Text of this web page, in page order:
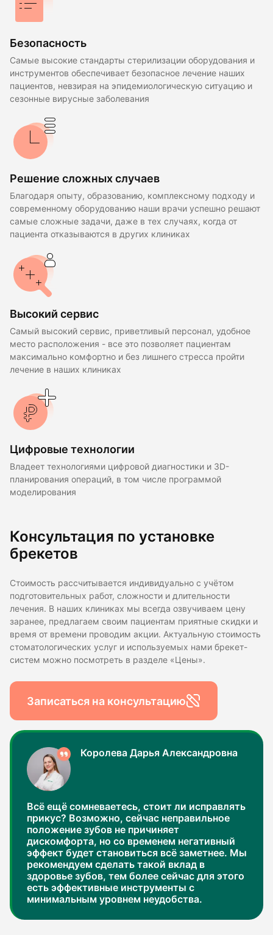
Безопасность
Самые высокие стандарты стерилизации оборудования и
инструментов обеспечивает безопасное лечение наших
пациентов, невзирая на эпидемиологическую ситуацию и
сезонные вирусные заболевания
Решение сложных случаев
Благодаря опыту, образованию, комплексному подходу и
современному оборудованию наши врачи успешно решают
самые сложные задачи, даже в тех случаях, когда от
пациента отказываются в других клиниках
Высокий сервис
Самый высокий сервис, приветливый персонал, удобное
место расположения - все это позволяет пациентам
максимально комфортно и без лишнего стресса пройти
лечение в наших клиниках
Цифровые технологии
Владеет технологиями цифровой диагностики и 3D-
планирования операций, в том числе программой
моделирования
Консультация по установке
брекетов
Стоимость рассчитывается индивидуально с учётом
подготовительных работ, сложности и длительности
лечения. В наших клиниках мы всегда озвучиваем цену
заранее, предлагаем своим пациентам приятные скидки и
время от времени проводим акции. Актуальную стоимость
стоматологических услуг и используемых нами брекет-
систем можно посмотреть в разделе «Цены».
Записаться на консультацию
Королева Дарья Александровна
Всё ещё сомневаетесь, стоит ли исправлять
прикус? Возможно, сейчас неправильное
положение зубов не причиняет
дискомфорта, но со временем негативный
эффект будет становиться всё заметнее. Мы
рекомендуем сделать такой вклад в
здоровье зубов, тем более сейчас для этого
есть эффективные инструменты с
минимальным уровнем неудобства.